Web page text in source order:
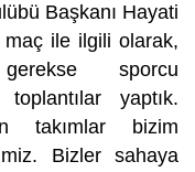
Başkanı Hayati
maç ile ilgili olarak,
sporcu
yaptık.
takımlar bizim
Bizler sahaya